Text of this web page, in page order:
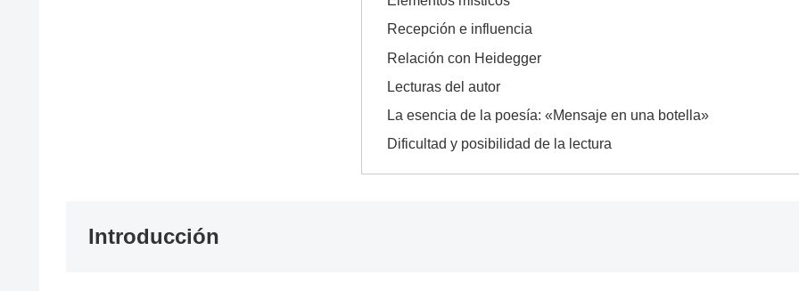
Recepción e influencia
Relación con Heidegger
Lecturas del autor
La esencia de la poesía: «Mensaje en una botella»
Dificultad y posibilidad de la lectura
Introducción